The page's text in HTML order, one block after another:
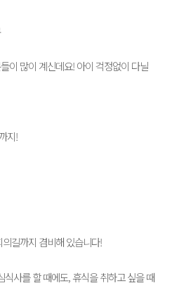
이 많이 계신데요! 아이 걱정없이 다닐
지!
길까지 겸비해 있습니다!
사를 할 때에도, 휴식을 취하고 싶을 때